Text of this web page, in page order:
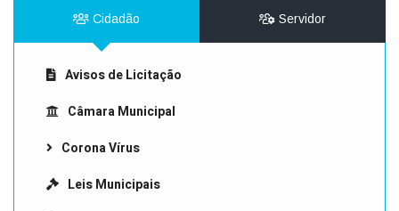
Cidadão Servidor
Avisos de Licitação
Câmara Municipal
Corona Vírus
Leis Municipais